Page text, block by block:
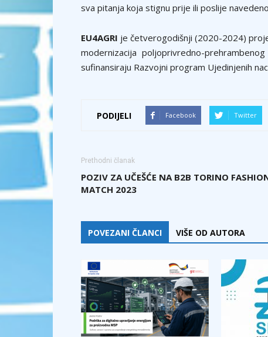
sva pitanja koja stignu prije ili poslije
EU4AGRI je četverogodišnji (2020-2024)
modernizacija poljoprivredno-
sufinansiraju Razvojni program Ujedinjenih
PODIJELI Facebook Twitter
Prethodni članak
POZIV ZA UČEŠĆE NA B2B TORINO
MATCH 2023
POVEZANI ČLANCI VIŠE OD AUTORA